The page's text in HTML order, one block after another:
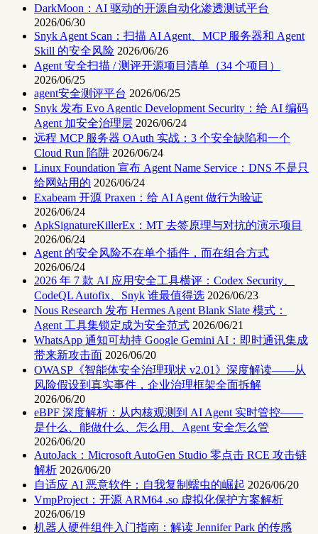
DarkMoon：AI 驱动的开源自动化渗透测试平台
2026/06/30
Snyk Agent Scan：扫描 AI Agent、MCP 服务器和 Agent
Skill 的安全风险 2026/06/26
Agent 安全扫描 / 测评开源项目清单（34 个项目）
2026/06/25
agent安全测评平台 2026/06/25
Snyk 发布 Evo Agentic Development Security：给 AI 编码
Agent 加安全治理层 2026/06/24
远程 MCP 服务器 OAuth 实战：3 个安全缺陷和一个
Cloud Run 陷阱 2026/06/24
Linux Foundation 宣布 Agent Name Service：DNS 不是只
给网站用的 2026/06/24
Exabeam 开源 Praxen：给 AI Agent 做行为验证
2026/06/24
ApkSignatureKillerEx：MT 去签原理与对抗的演示项目
2026/06/24
Agent 的安全风险不在单个插件，而在组合方式
2026/06/24
2026 年 7 款 AI 应用安全工具横评：Codex Security、
CodeQL Autofix、Snyk 谁最值得选 2026/06/23
Nous Research 发布 Hermes Agent Blank Slate 模式：
Agent 工具集锁定成为安全范式 2026/06/21
WhatsApp 通知可劫持 Google Gemini AI：即时通讯集成
带来新攻击面 2026/06/20
OWASP《智能体安全治理现状 v2.01》深度解读——从
风险假设到真实事件，企业治理框架全面拆解
2026/06/20
eBPF 深度解析：从内核观测到 AI Agent 实时管控——
是什么、能做什么、怎么用、Agent 安全怎么管
2026/06/20
AutoJack：Microsoft AutoGen Studio 零点击 RCE 攻击链
解析 2026/06/20
自适应 AI 恶意软件：自我复制蠕虫的崛起 2026/06/20
VmpProject：开源 ARM64 .so 虚拟化保护方案解析
2026/06/19
机器人硬件组件入门指南：解读 Jennifer Park 的传感